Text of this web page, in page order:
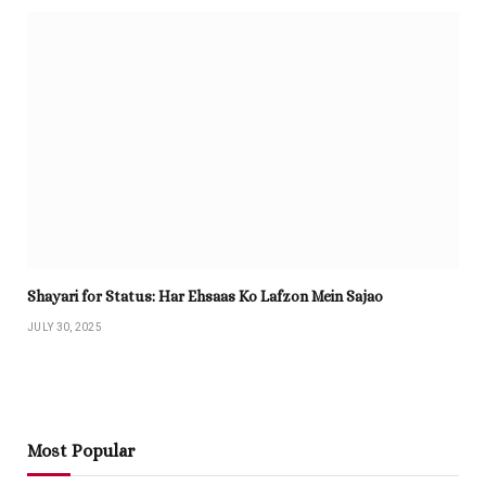
Shayari for Status: Har Ehsaas Ko Lafzon Mein Sajao
JULY 30, 2025
Most Popular